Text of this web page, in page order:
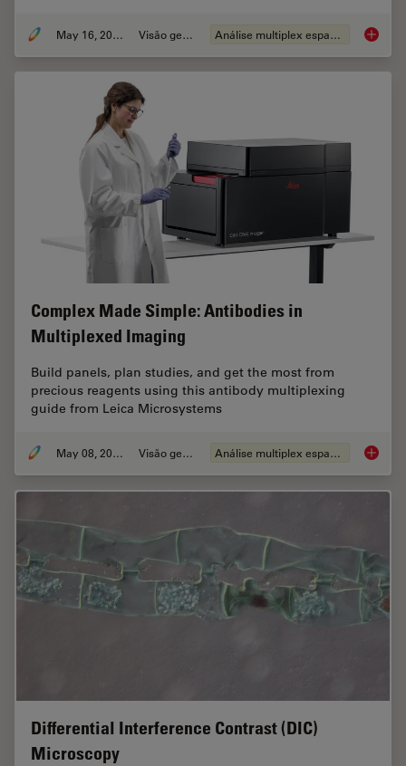
May 16, 2023 Visão geral Análise multiplex espacial Dig
Complex Made Simple: Antibodies in
Multiplexed Imaging
Build panels, plan studies, and get the most from
precious reagents using this antibody multiplexing
guide from Leica Microsystems
May 08, 2023 Visão geral Análise multiplex espacial
Differential Interference Contrast (DIC)
Microscopy